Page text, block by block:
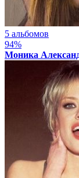
5 альбомов
94%
Моника